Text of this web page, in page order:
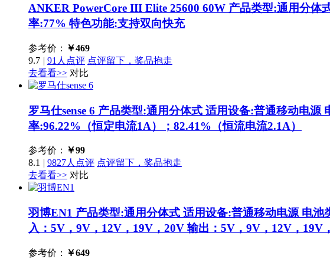
ANKER PowerCore III Elite 25600 60W 产品类型:通用分体
率:77% 特色功能:支持双向快充
参考价： ￥469
9.7 | 91人点评 点评留下，奖品抱走
去看看>> 对比
罗马仕sense 6 产品类型:通用分体式 适用设备:普通移动电源
率:96.22%（恒定电流1A）；82.41%（恒流电流2.1A）
参考价： ￥99
8.1 | 9827人点评 点评留下，奖品抱走
去看看>> 对比
羽博EN1 产品类型:通用分体式 适用设备:普通移动电源 电
入：5V，9V，12V，19V，20V 输出：5V，9V，12V，19V
参考价： ￥649